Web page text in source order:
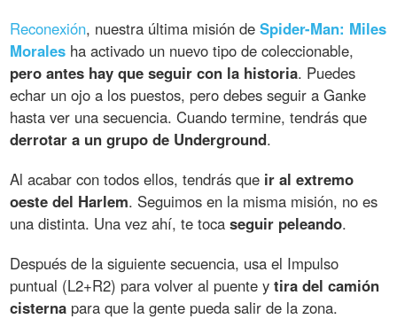
Reconexión, nuestra última misión deSpider-Man: Miles
Morales ha activado un nuevo tipo de coleccionable,
pero antes hay que seguir con la historia. Puedes
echar un ojo a los puestos, pero debes seguir a Ganke
hasta ver una secuencia. Cuando termine, tendrás que
derrotar a un grupo de Underground.
Al acabar con todos ellos, tendrás que ir al extremo
oeste del Harlem. Seguimos en la misma misión, no es
una distinta. Una vez ahí, te tocaseguir peleando.
Después de la siguiente secuencia, usa el Impulso
puntual (L2+R2) para volver al puente ytira del camión
cisterna para que la gente pueda salir de la zona.